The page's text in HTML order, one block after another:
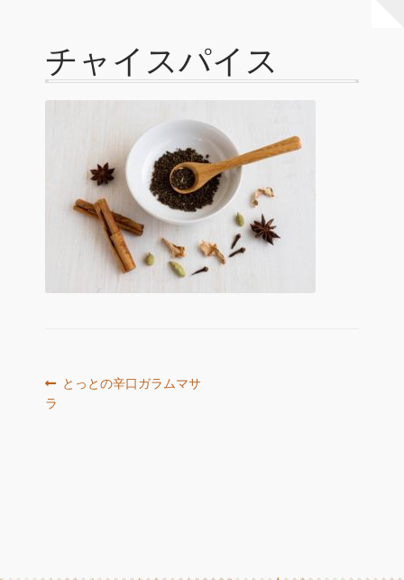
てってのスパイスが買える＆食べられるお店
よくあるご質問
お問い合わせ
マイアカウント
m
h
a
n
e
l
チャイスパイス
投
稿
前
とっとの辛口ガラムマサ
ラ